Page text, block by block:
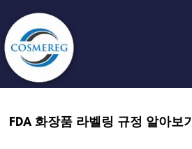
텐
츠
로
기
FDA 화장품 라벨링 규정 알아보기